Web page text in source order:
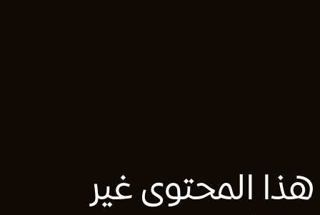
هذا المحتوى غير